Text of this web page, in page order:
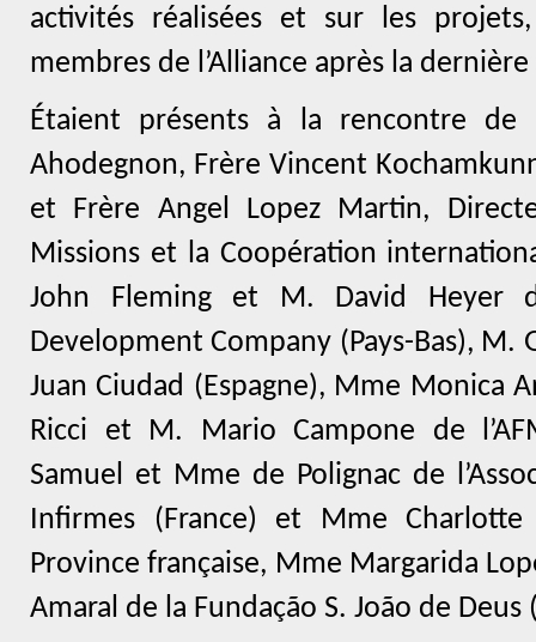
activités réalisées et sur les
membres de l’Alliance après la
Étaient présents à la rencontre de
Ahodegnon, Frère Vincent
et Frère Angel Lopez Martin,
Missions et la Coopération
John Fleming et M. David Heyer
Development Company (Pays-Bas), M.
Juan Ciudad (Espagne), Mme Monica
Ricci et M. Mario Campone de
Samuel et Mme de Polignac de
Infirmes (France) et Mme
Province française, Mme Margarida
Amaral de la Fundação S. João de Deus